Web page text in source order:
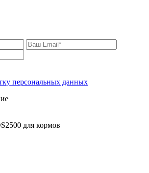
персональных данных
для кормов